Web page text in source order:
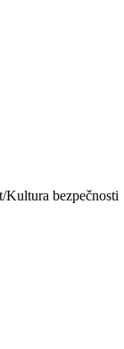
Kultura bezpečnosti